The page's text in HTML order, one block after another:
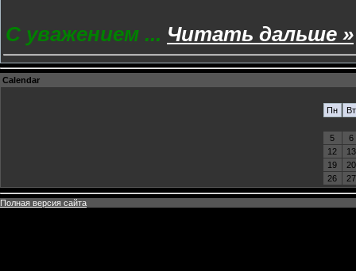
С уважением ... Читать дальше »
Calendar
Пн Вт
5
6
12
13
19
20
26
27
Полная версия сайта